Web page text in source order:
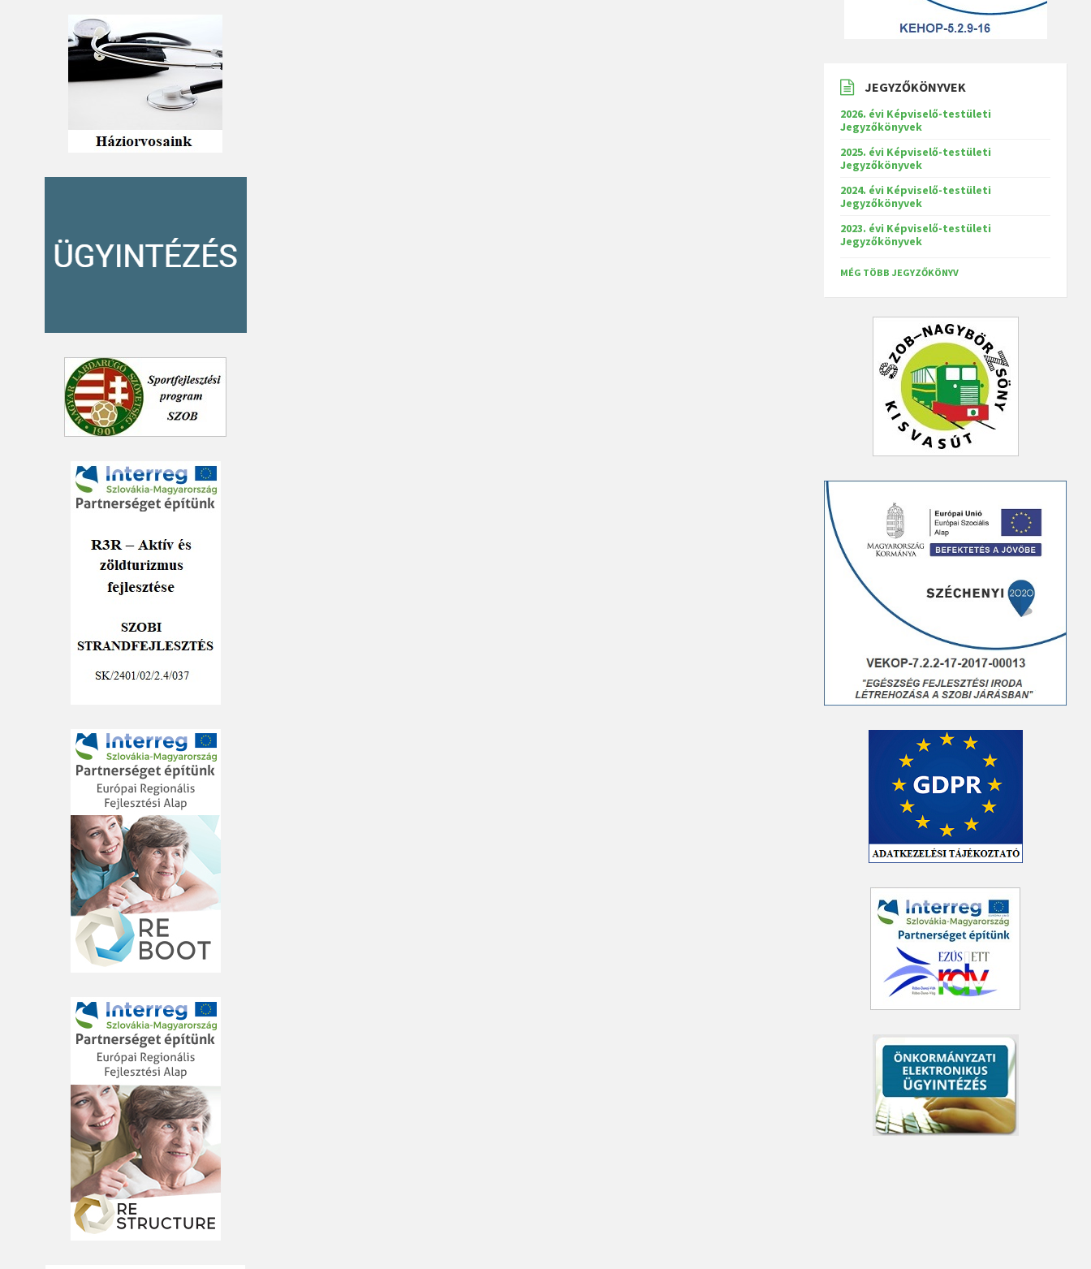
JEGYZŐKÖNYVEK
2026. évi Képviselő-testületi
Jegyzőkönyvek
2025. évi Képviselő-testületi
Jegyzőkönyvek
2024. évi Képviselő-testületi
Jegyzőkönyvek
2023. évi Képviselő-testületi
Jegyzőkönyvek
MÉG TÖBB JEGYZŐKÖNYV